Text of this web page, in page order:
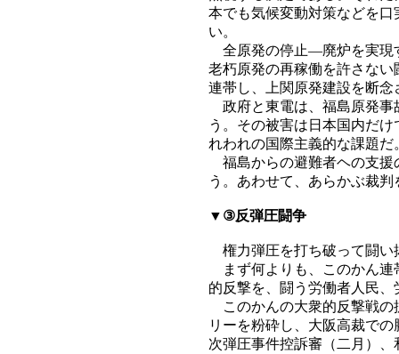
本でも気候変動対策などを
い。
全原発の停止―廃炉を実現
老朽原発の再稼働を許さな
連帯し、上関原発建設を断
政府と東電は、福島原発事
う。その被害は日本国内だ
れわれの国際主義的な課題だ
福島からの避難者ヘの支援
う。あわせて、あらかぶ裁
▼ ③反弾圧闘争
権力弾圧を打ち破って闘い
まず何よりも、このかん連
的反撃を、闘う労働者人民
このかんの大衆的反撃戦の
リーを粉砕し、大阪高裁で
次弾圧事件控訴審（二月）